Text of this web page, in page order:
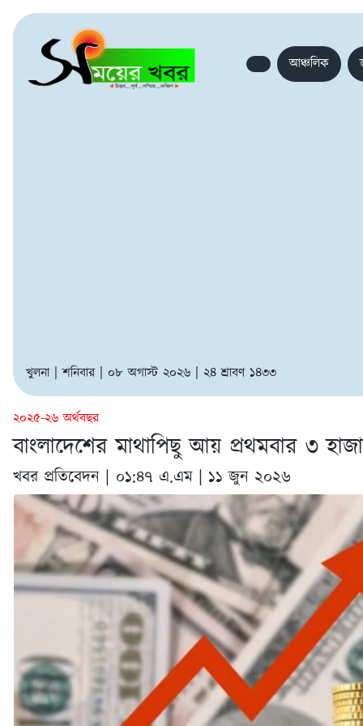
আঞ্চলিক
খুলনা | শনিবার | ০৮ অগাস্ট ২০২৬ | ২৪ শ্রাবণ ১৪৩৩
২০২৫-২৬ অর্থবছর
বাংলাদেশের মাথাপিছু আয় প্রথমবার ৩
খবর প্রতিবেদন | ০১:৪৭ এ.এম | ১১ জুন ২০২৬